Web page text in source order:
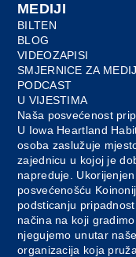
MEDIJI
BILTEN
BLOG
VIDEOZAPISI
SMJERNICE ZA
PODCAST
U VIJESTIMA
Naša posvećenost
U Iowa Heartland
osoba zaslužuje
zajednicu u kojoj je
napreduje.
posvećenošću
podsticanju
načina na koji
njegujemo unutar
organizacija koja